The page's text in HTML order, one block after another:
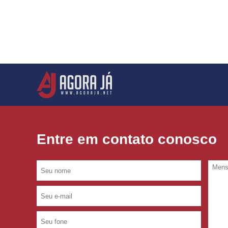
Entre em contato conosco